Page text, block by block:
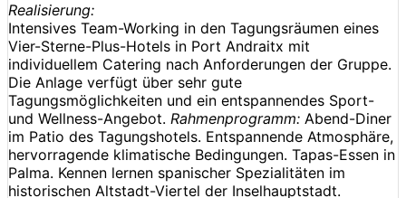
Realisierung:
Intensives Team-Working in den Tagungsräumen eines
Vier-Sterne-Plus-Hotels in Port Andraitx mit
individuellem Catering nach Anforderungen der Gruppe.
Die Anlage verfügt über sehr gute
Tagungsmöglichkeiten und ein entspannendes Sport-
und Wellness-Angebot. Rahmenprogramm: Abend-Diner
im Patio des Tagungshotels. Entspannende Atmosphäre,
hervorragende klimatische Bedingungen. Tapas-Essen in
Palma. Kennen lernen spanischer Spezialitäten im
historischen Altstadt-Viertel der Inselhauptstadt.